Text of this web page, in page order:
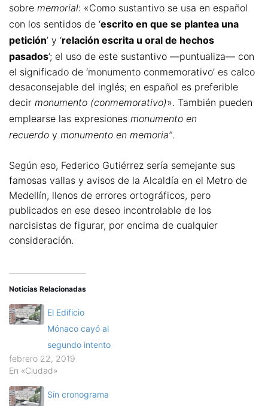
sobre memorial: «Como sustantivo se usa en español
con los sentidos de ‘escrito en que se plantea una
petición’ y ‘relación escrita u oral de hechos
pasados’; el uso de este sustantivo —puntualiza— con
el significado de ‘monumento conmemorativo’ es calco
desaconsejable del inglés; en español es preferible
decir monumento (conmemorativo)». También pueden
emplearse las expresiones monumento en
recuerdo y monumento en memoria”.
Según eso, Federico Gutiérrez sería semejante sus
famosas vallas y avisos de la Alcaldía en el Metro de
Medellín, llenos de errores ortográficos, pero
publicados en ese deseo incontrolable de los
narcisistas de figurar, por encima de cualquier
consideración.
Noticias Relacionadas
El Edificio
Mónaco cayó al
segundo intento
febrero 22, 2019
En «Ciudad»
Sin cronograma